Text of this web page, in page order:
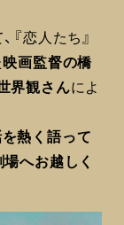
『恋人たち』
映画監督の橋
界観さんによ
熱く語って
へお越しく